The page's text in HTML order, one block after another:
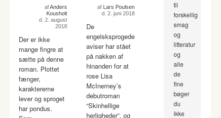
afAnders
Kousholt
d. 2. august
2018
Der er ikke
mange fingre at
sætte på denne
roman. Plottet
fænger,
karaktererne
lever og sproget
har pondus.
af Lars Poulsen
d. 2. juni 2018
De
engelsksprogede
aviser har stået
på nakken af
hinanden for at
rose Lisa
McInerney’s
debutroman
“Skinhellige
herligheder”, og
til
forskellig
smag
og
litteratur
og
alle
de
fine
bøger
du
ikke